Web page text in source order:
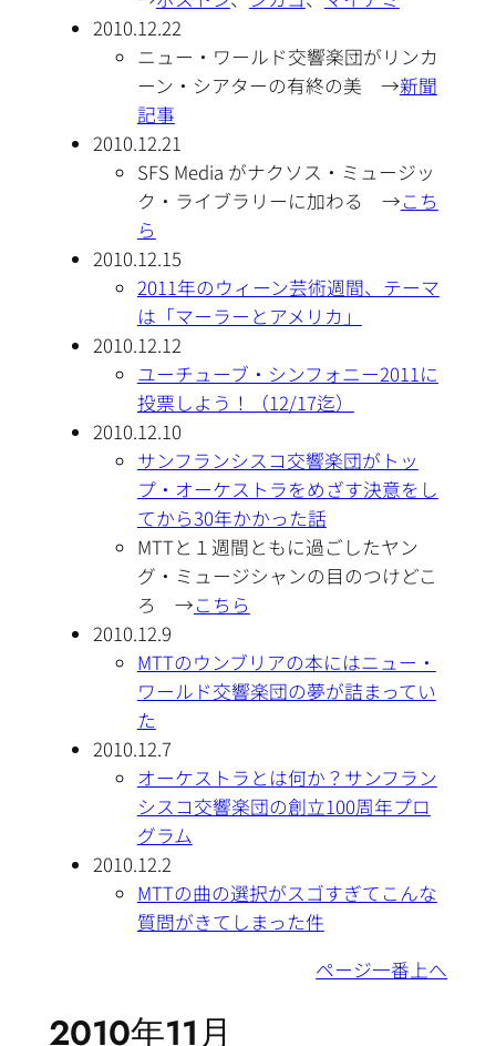
2010.12.22
ニュー・ワールド交響楽団がリンカ
ーン・シアターの有終の美 →新聞
記事
2010.12.21
SFS Media がナクソス・ミュージッ
ク・ライブラリーに加わる →こち
ら
2010.12.15
2011年のウィーン芸術週間、テーマ
は「マーラーとアメリカ」
2010.12.12
ユーチューブ・シンフォニー2011に
投票しよう！（12/17迄）
2010.12.10
サンフランシスコ交響楽団がトッ
プ・オーケストラをめざす決意をし
てから30年かかった話
MTTと１週間ともに過ごしたヤン
グ・ミュージシャンの目のつけどこ
ろ →こちら
2010.12.9
MTTのウンブリアの本にはニュー・
ワールド交響楽団の夢が詰まってい
た
2010.12.7
オーケストラとは何か？サンフラン
シスコ交響楽団の創立100周年プロ
グラム
2010.12.2
MTTの曲の選択がスゴすぎてこんな
質問がきてしまった件
ページ一番上へ
2010年11月